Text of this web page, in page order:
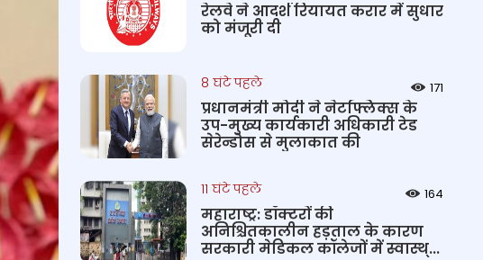
रेलवे ने आदर्श रियायत करार में सुधार
को मंजूरी दी
8 घंटे पहले 171
प्रधानमंत्री मोदी ने नेटफ्लिक्स के
उप-मुख्य कार्यकारी अधिकारी टेड
सेरेन्डोस से मुलाकात की
11 घंटे पहले 164
महाराष्ट्र: डॉक्टरों की
अनिश्चितकालीन हड़ताल के कारण
सरकारी मेडिकल कॉलेजों में स्वास्थ्...